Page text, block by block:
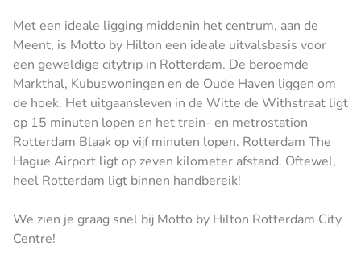
Met een ideale ligging middenin het centrum, aan de
Meent, is Motto by Hilton een ideale uitvalsbasis voor
een geweldige citytrip in Rotterdam. De beroemde
Markthal, Kubuswoningen en de Oude Haven liggen om
de hoek. Het uitgaansleven in de Witte de Withstraat ligt
op 15 minuten lopen en het trein- en metrostation
Rotterdam Blaak op vijf minuten lopen. Rotterdam The
Hague Airport ligt op zeven kilometer afstand. Oftewel,
heel Rotterdam ligt binnen handbereik!
We zien je graag snel bij Motto by Hilton Rotterdam City
Centre!